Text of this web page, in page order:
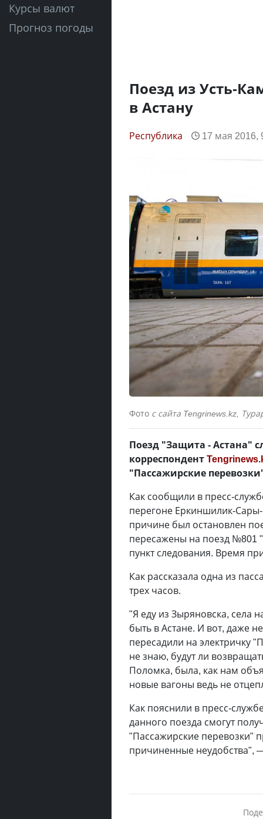
Курсы валют
Прогноз погоды
Поезд из Усть-
в Астану
Республика 17 мая 2016,
Фото с сайта Tengrinews.kz,
Поезд "Защита - Астана"
корреспондент
"Пассажирские
Как сообщили в пресс-
перегоне Еркиншилик-
причине был остановлен
пересажены на поезд №801
пункт следования. Время
Как рассказала одна из
трех часов.
"Я еду из Зыряновска, села
быть в Астане. И вот, даже
пересадили на электричку
не знаю, будут ли
Поломка, была, как нам
новые вагоны ведь не
Как пояснили в пресс-
данного поезда смогут
"Пассажирские перевозки"
причиненные неудобства",